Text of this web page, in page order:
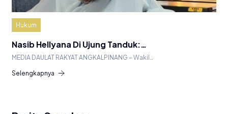
Hukum
Nasib Hellyana Di Ujung Tanduk:…
MEDIA DAULAT RAKYAT ANGKALPINANG – Wakil…
Selengkapnya